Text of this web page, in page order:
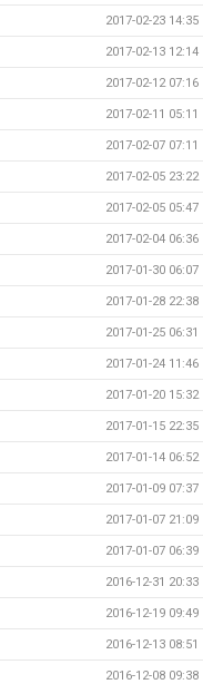
2017-02-23 14:35
2017-02-13 12:14
2017-02-12 07:16
2017-02-11 05:11
2017-02-07 07:11
2017-02-05 23:22
2017-02-05 05:47
2017-02-04 06:36
2017-01-30 06:07
2017-01-28 22:38
2017-01-25 06:31
2017-01-24 11:46
2017-01-20 15:32
2017-01-15 22:35
2017-01-14 06:52
2017-01-09 07:37
2017-01-07 21:09
2017-01-07 06:39
2016-12-31 20:33
2016-12-19 09:49
2016-12-13 08:51
2016-12-08 09:38